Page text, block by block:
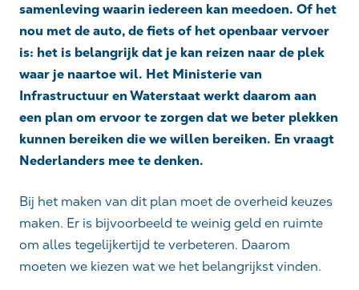
samenleving waarin iedereen kan meedoen. Of het
nou met de auto, de fiets of het openbaar vervoer
is: het is belangrijk dat je kan reizen naar de plek
waar je naartoe wil. Het Ministerie van
Infrastructuur en Waterstaat werkt daarom aan
een plan om ervoor te zorgen dat we beter plekken
kunnen bereiken die we willen bereiken. En vraagt
Nederlanders mee te denken.
Bij het maken van dit plan moet de overheid keuzes
maken. Er is bijvoorbeeld te weinig geld en ruimte
om alles tegelijkertijd te verbeteren. Daarom
moeten we kiezen wat we het belangrijkst vinden.